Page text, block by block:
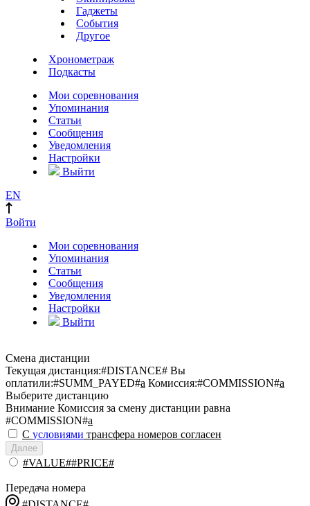
Гаджеты
События
Другое
Хронометраж
Подкасты
Мои соревнования
Упоминания
Статьи
Сообщения
Уведомления
Настройки
Выйти
EN
Войти
Мои соревнования
Упоминания
Статьи
Сообщения
Уведомления
Настройки
Выйти
Смена дистанции
Текущая дистанция:#DISTANCE# Вы
оплатили:#SUMM_PAYED#a Комиссия:#COMMISSION#a
Выберите дистанцию
Внимание Комиссия за смену дистанции равна
#COMMISSION#a
С условиями трансфера номеров согласен
Далее
#VALUE##PRICE#
Передача номера